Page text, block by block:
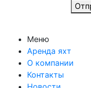
Меню
Аренда яхт
О компании
Контакты